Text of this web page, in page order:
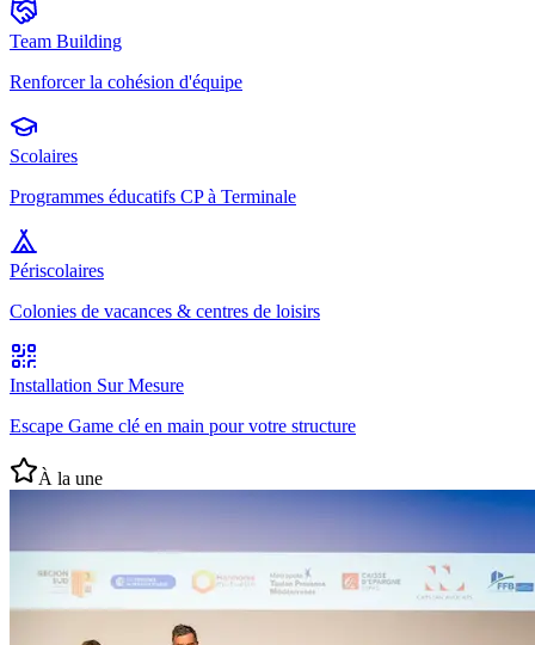
Team Building
Renforcer la cohésion d'équipe
Scolaires
Programmes éducatifs CP à Terminale
Périscolaires
Colonies de vacances & centres de loisirs
Installation Sur Mesure
Escape Game clé en main pour votre structure
À la une